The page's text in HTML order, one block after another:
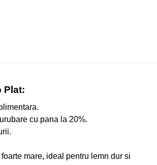
Plat:
cu pana la 20%.
mare, ideal pentru lemn dur si